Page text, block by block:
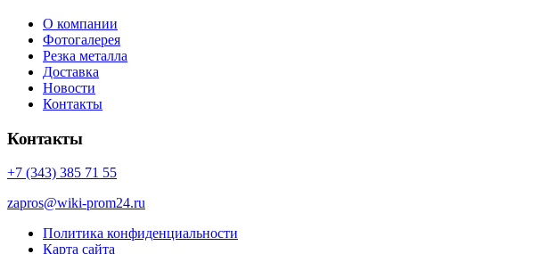
О компании
Фотогалерея
Резка металла
Доставка
Новости
Контакты
Контакты
+7 (343) 385 71 55
zapros@wiki-prom24.ru
Политика конфиденциальности
Карта сайта